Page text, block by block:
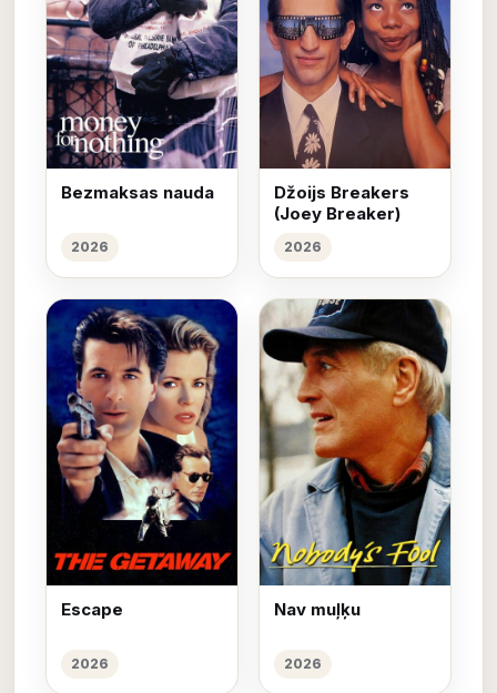
Bezmaksas nauda
2026
Džoijs Breakers
(Joey Breaker)
2026
Escape
2026
Nav muļķu
2026